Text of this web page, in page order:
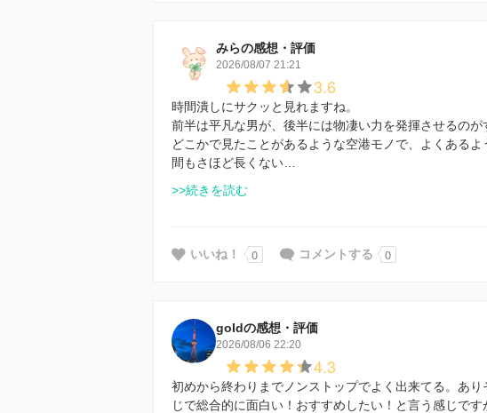
みらの感想・評価
2026/08/07 21:21
3.6
時間潰しにサクッと見れますね。
前半は平凡な男が、後半には物凄い力を発揮させるのが
どこかで見たことがあるような空港モノで、よくある
間もさほど長くない…
>>続きを読む
いいね！ 0 コメントする 0
goldの感想・評価
2026/08/06 22:20
4.3
初めから終わりまでノンストップでよく出来てる。あ
じで総合的に面白い！おすすめしたい！と言う感じで